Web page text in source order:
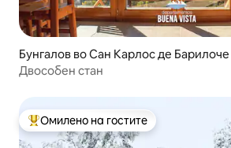
Бунгалов во Сан Карлос де Барилоче
Двособен стан
Меѓу најуспешните „Омилени на
Омилено на гостите